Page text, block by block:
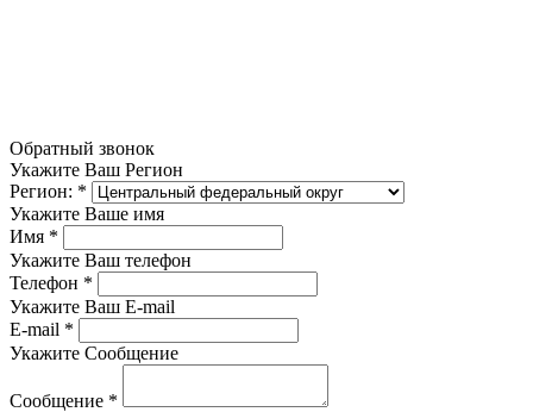
Обратный звонок
Укажите Ваш Регион
Регион: *
Укажите Ваше имя
Имя *
Укажите Ваш телефон
Телефон *
Укажите Ваш E-mail
E-mail *
Укажите Сообщение
Сообщение *